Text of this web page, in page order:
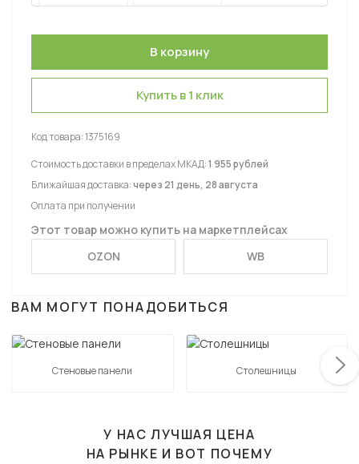
Купить в 1 клик
Код товара:1375169
Стоимость доставки в пределах МКАД:1 955 рублей
Ближайшая доставка:через 21 день, 28 августа
Оплата при получении
Этот товар можно купить на маркетплейсах
OZON
WB
ВАМ МОГУТ ПОНАДОБИТЬСЯ
Стеновые панели Столешницы
У НАС ЛУЧШАЯ ЦЕНА
НА РЫНКЕ И ВОТ ПОЧЕМУ